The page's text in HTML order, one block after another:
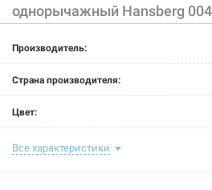
Артикул:211085
HAIBA Смеситель для кухни
004-25 MC (HB0180)
656 грн
однорычажный Hansberg
Производитель:
Страна производителя:
Цвет:
Назначение смесителя:
Все характеристики